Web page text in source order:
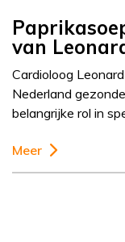
van
Cardioloog
Nederland
belangrijke rol in
Meer